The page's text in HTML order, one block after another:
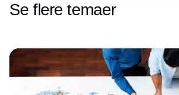
Se flere temaer